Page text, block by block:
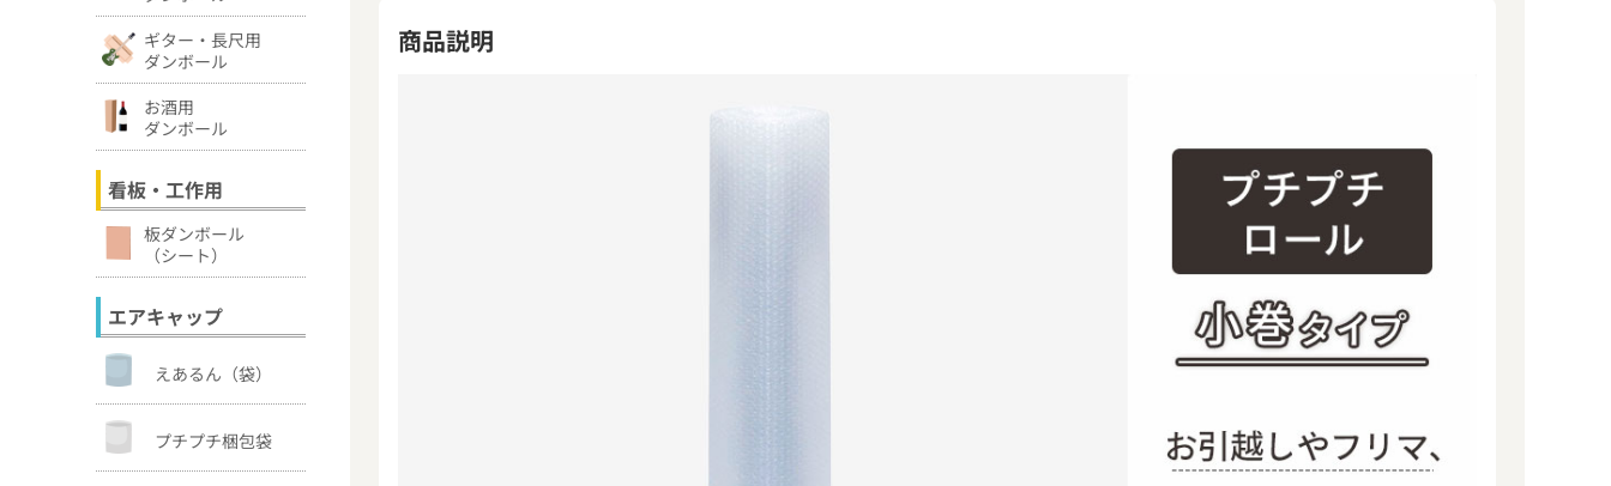
ギター・長尺用
ダンボール
お酒用
ダンボール
看板・工作用
板ダンボール
（シート）
エアキャップ
えあるん（袋）
プチプチ梱包袋
商品説明